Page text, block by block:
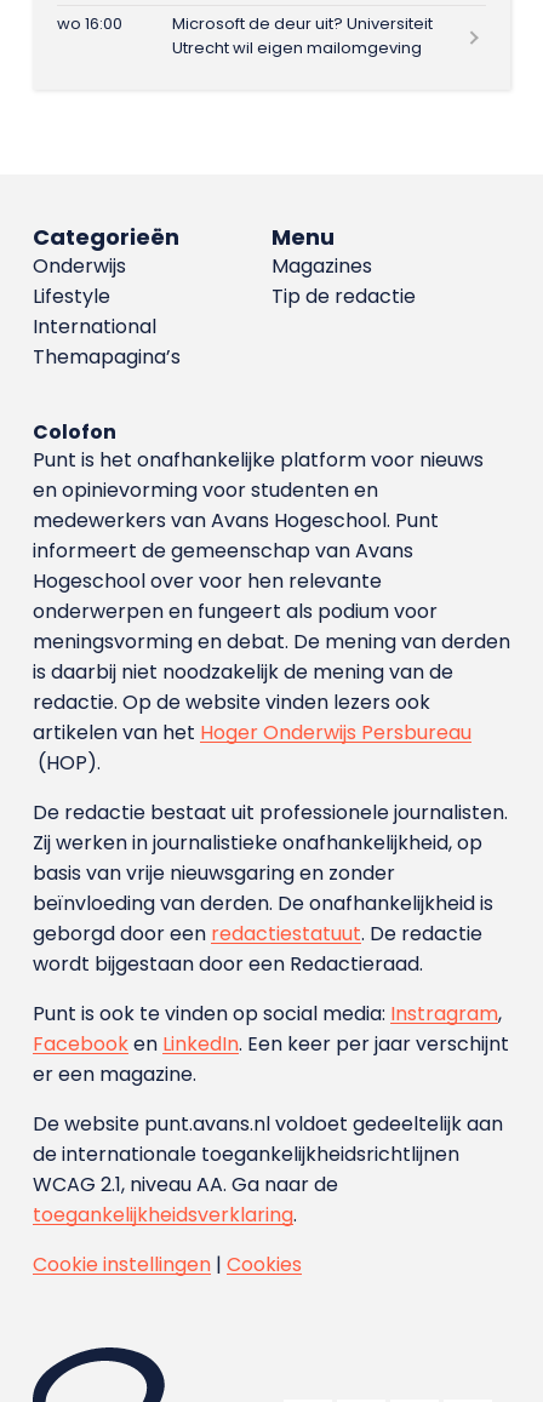
wo 16:00
Microsoft de deur uit? Universiteit
Utrecht wil eigen mailomgeving
Menu
Magazines
Tip de redactie
Categorieën
Onderwijs
Lifestyle
International
Themapagina’s
Colofon
Punt is het onafhankelijke platform voor nieuws
en opinievorming voor studenten en
medewerkers van Avans Hoge­school. Punt
informeert de gemeenschap van Avans
Hogeschool over voor hen relevante
onderwerpen en fungeert als podium voor
meningsvorming en debat. De mening van derden
is daarbij niet noodzakelijk de mening van de
redactie. Op de website vinden lezers ook
artikelen van het Hoger Onderwijs Persbureau
(HOP).
De redactie bestaat uit professionele journalisten.
Zij werken in journalistieke onafhankelijkheid, op
basis van vrije nieuwsgaring en zonder
beïnvloeding van derden. De onafhankelijkheid is
geborgd door een redactiestatuut. De redactie
wordt bijgestaan door een Redactieraad.
Punt is ook te vinden op social media: Instragram,
Facebooken LinkedIn. Een keer per jaar verschijnt
er een magazine.
De website punt.avans.nl voldoet gedeeltelijk aan
de internationale toegankelijkheidsrichtlijnen
WCAG 2.1, niveau AA. Ga naar de
toegankelijkheidsverklaring.
Cookie instellingen| Cookies